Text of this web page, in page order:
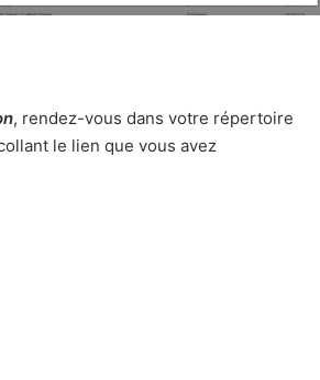
, rendez-vous dans votre répertoire
le lien que vous avez